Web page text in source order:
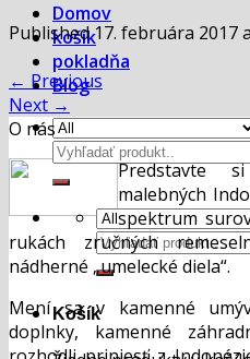
Domov
košík
pokladňa
Blog
Hľadať:
Hľadať:
Košík
Published17. februára 2017
← Previous
Next →
O nás
Predstavte
malebných
spektrum
rukách zručných
nádherné „umelecké diela“.
Mení sa v kamenné
doplnky, kamenné